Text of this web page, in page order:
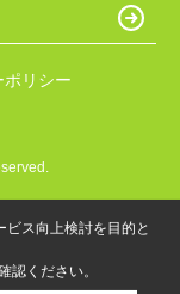
リシー
ス向上検討を目的と
認ください。